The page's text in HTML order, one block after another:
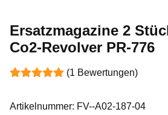
Ersatzmagazine 2
Co2-Revolver PR-776
(1 Bewertungen)
Artikelnummer: FV--A02-187-04